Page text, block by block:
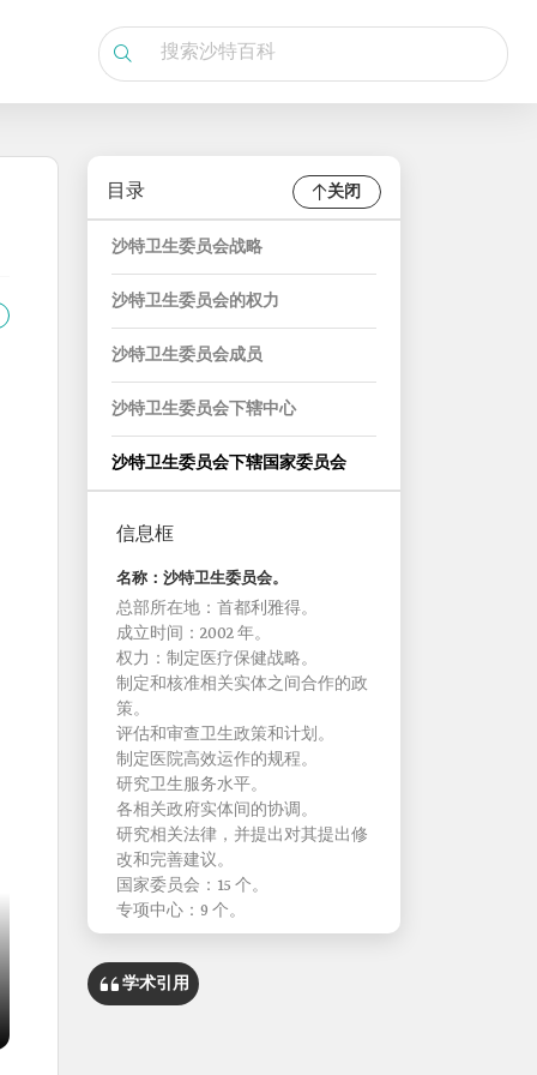
目录 关闭
沙特卫生委员会战略
沙特卫生委员会的权力
沙特卫生委员会成员
沙特卫生委员会下辖中心
沙特卫生委员会下辖国家委员会
信息框
名称：沙特卫生委员会。
总部所在地：首都利雅得。
成立时间：2002 年。
权力：制定医疗保健战略。
制定和核准相关实体之间合作的政
策。
评估和审查卫生政策和计划。
制定医院高效运作的规程。
研究卫生服务水平。
各相关政府实体间的协调。
研究相关法律，并提出对其提出修
改和完善建议。
国家委员会：15 个。
专项中心：9 个。
学术引用